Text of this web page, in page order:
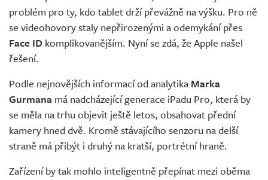
problém pro ty, kdo tablet drží převážně na výšku. Pro ně
se videohovory staly nepřirozenými a odemykání přes
Face ID komplikovanějším. Nyní se zdá, že Apple našel
řešení.
Podle nejnovějších informací od analytika Marka
Gurmana má nadcházející generace iPadu Pro, která by
se měla na trhu objevit ještě letos, obsahovat přední
kamery hned dvě. Kromě stávajícího senzoru na delší
straně má přibýt i druhý na kratší, portrétní hraně.
Zařízení by tak mohlo inteligentně přepínat mezi oběma